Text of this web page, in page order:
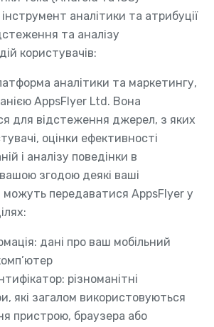
аналітики та атрибуції
та аналізу
користувачів:
аналітики та маркетингу,
AppsFlyer Ltd. Вона
для відстеження джерел, з яких
оцінки ефективності
і аналізу поведінки в
згодою деякі ваші
можуть передаватися AppsFlyer у
дані про ваш мобільний
різноманітні
які загалом використовуються
пристрою, браузера або